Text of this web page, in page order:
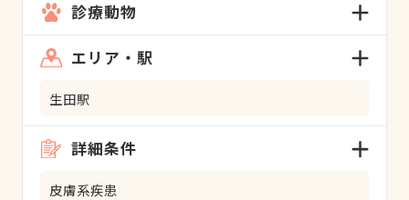
診療動物
エリア・駅
生田駅
詳細条件
皮膚系疾患